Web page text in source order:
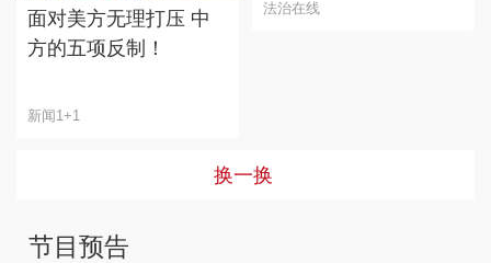
面对美方无理打压 中
方的五项反制！
新闻1+1
法治在线
换一换
节目预告